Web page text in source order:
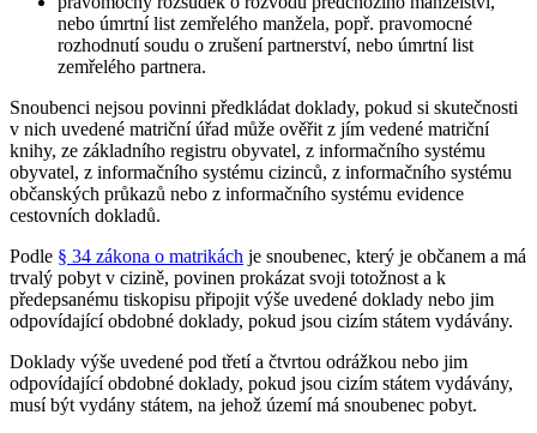
nebo úmrtní list zemřelého manžela, popř. pravomocné
rozhodnutí soudu o zrušení partnerství, nebo úmrtní list
zemřelého partnera.
Snoubenci nejsou povinni předkládat doklady, pokud si skutečnosti
v nich uvedené matriční úřad může ověřit z jím vedené matriční
knihy, ze základního registru obyvatel, z informačního systému
obyvatel, z informačního systému cizinců, z informačního systému
občanských průkazů nebo z informačního systému evidence
cestovních dokladů.
Podle § 34 zákona o matrikách je snoubenec, který je občanem a má
trvalý pobyt v cizině, povinen prokázat svoji totožnost a k
předepsanému tiskopisu připojit výše uvedené doklady nebo jim
odpovídající obdobné doklady, pokud jsou cizím státem vydávány.
Doklady výše uvedené pod třetí a čtvrtou odrážkou nebo jim
odpovídající obdobné doklady, pokud jsou cizím státem vydávány,
musí být vydány státem, na jehož území má snoubenec pobyt.